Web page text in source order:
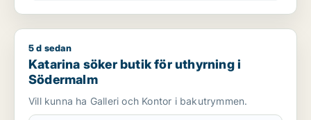
Katarina söker butik för uthyrning i Södermalm
5 d sedan
Katarina söker butik för uthyrning i
Södermalm
Vill kunna ha Galleri och Kontor i bakutrymmen.